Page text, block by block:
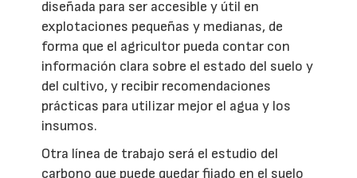
diseñada para ser accesible y útil en
explotaciones pequeñas y medianas, de
forma que el agricultor pueda contar con
información clara sobre el estado del suelo y
del cultivo, y recibir recomendaciones
prácticas para utilizar mejor el agua y los
insumos.
Otra línea de trabajo será el estudio del
carbono que puede quedar fijado en el suelo